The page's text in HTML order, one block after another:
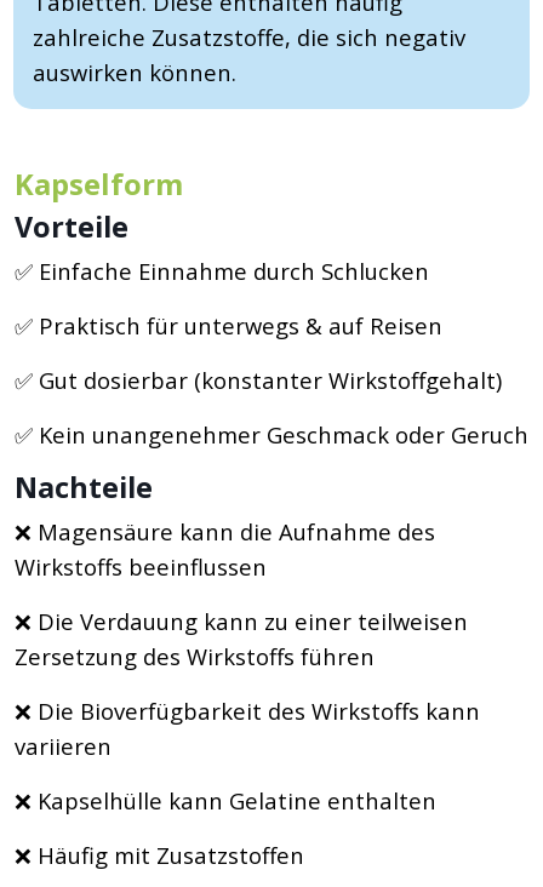
zahlreiche Zusatzstoffe, die sich negativ
auswirken können.
Kapselform
Vorteile
✅ Einfache Einnahme durch Schlucken
✅ Praktisch für unterwegs & auf Reisen
✅ Gut dosierbar (konstanter Wirkstoffgehalt)
✅ Kein unangenehmer Geschmack oder Geruch
Nachteile
❌ Magensäure kann die Aufnahme des
Wirkstoffs beeinflussen
❌ Die Verdauung kann zu einer teilweisen
Zersetzung des Wirkstoffs führen
❌ Die Bioverfügbarkeit des Wirkstoffs kann
variieren
❌ Kapselhülle kann Gelatine enthalten
❌ Häufig mit Zusatzstoffen